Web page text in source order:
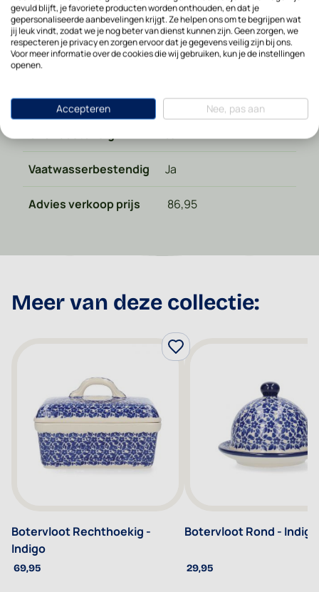
Materiaal type Keramiek
Hoogte in cm
Magnetronbestendig Ja
Vaatwasserbestendig Ja
Advies verkoop prijs 86,95
Meer van deze collectie:
Botervloot Rechthoekig -
Indigo
69,95
Botervloot Rond - Indigo
29,95
gevuld blijft, je favoriete producten worden onthouden, en dat je
gepersonaliseerde aanbevelingen krijgt. Ze helpen ons om te begrijpen wat
jij leuk vindt, zodat we je nog beter van dienst kunnen zijn. Geen zorgen, we
respecteren je privacy en zorgen ervoor dat je gegevens veilig zijn bij ons.
Voor meer informatie over de cookies die wij gebruiken, kun je de instellingen
openen.
Accepteren Nee, pas aan